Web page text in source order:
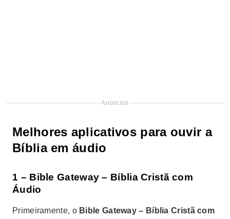
Anúncios
Melhores aplicativos para ouvir a
Bíblia em áudio
1 – Bible Gateway – Bíblia Cristã com
Áudio
Primeiramente, o Bible Gateway – Bíblia Cristã com